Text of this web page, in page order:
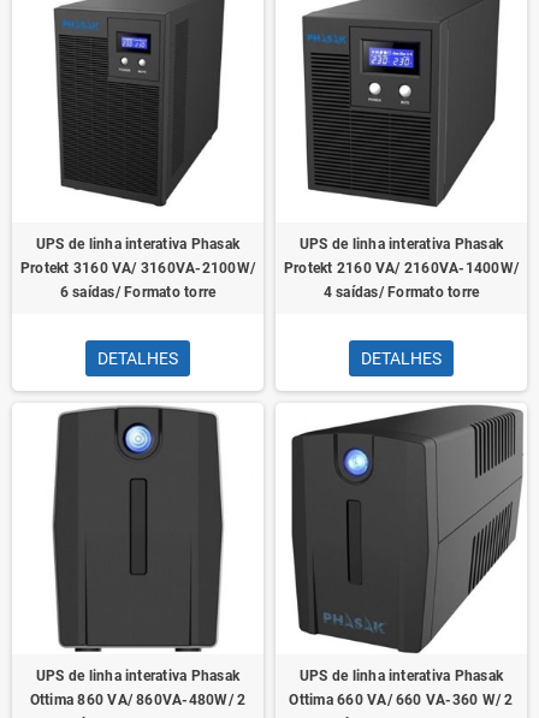
UPS de linha interativa Phasak
Protekt 3160 VA/ 3160VA-2100W/
6 saídas/ Formato torre
DETALHES
UPS de linha interativa Phasak
Protekt 2160 VA/ 2160VA-1400W/
4 saídas/ Formato torre
DETALHES
UPS de linha interativa Phasak
Ottima 860 VA/ 860VA-480W/ 2
UPS de linha interativa Phasak
Ottima 660 VA/ 660 VA-360 W/ 2